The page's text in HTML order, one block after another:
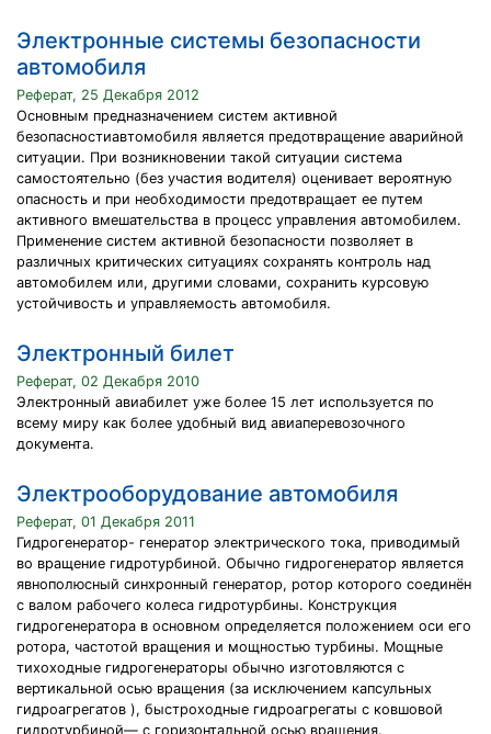
Электронные системы безопасности
автомобиля
Реферат, 25 Декабря 2012
Основным предназначением систем активной
безопасностиавтомобиля является предотвращение аварийной
ситуации. При возникновении такой ситуации система
самостоятельно (без участия водителя) оценивает вероятную
опасность и при необходимости предотвращает ее путем
активного вмешательства в процесс управления автомобилем.
Применение систем активной безопасности позволяет в
различных критических ситуациях сохранять контроль над
автомобилем или, другими словами, сохранить курсовую
устойчивость и управляемость автомобиля.
Электронный билет
Реферат, 02 Декабря 2010
Электронный авиабилет уже более 15 лет используется по
всему миру как более удобный вид авиаперевозочного
документа.
Электрооборудование автомобиля
Реферат, 01 Декабря 2011
Гидрогенератор- генератор электрического тока, приводимый
во вращение гидротурбиной. Обычно гидрогенератор является
явнополюсный синхронный генератор, ротор которого соединён
с валом рабочего колеса гидротурбины. Конструкция
гидрогенератора в основном определяется положением оси его
ротора, частотой вращения и мощностью турбины. Мощные
тихоходные гидрогенераторы обычно изготовляются с
вертикальной осью вращения (за исключением капсульных
гидроагрегатов ), быстроходные гидроагрегаты с ковшовой
гидротурбиной— с горизонтальной осью вращения.